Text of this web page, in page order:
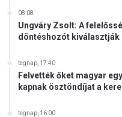
08:08
Ungváry Zsolt: A
döntéshozót kiválasztják
tegnap, 17:40
Felvették őket magyar
kapnak ösztöndíjat a
tegnap, 16:00